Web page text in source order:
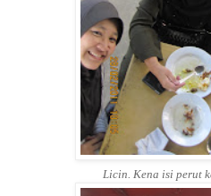
Licin. Kena isi perut